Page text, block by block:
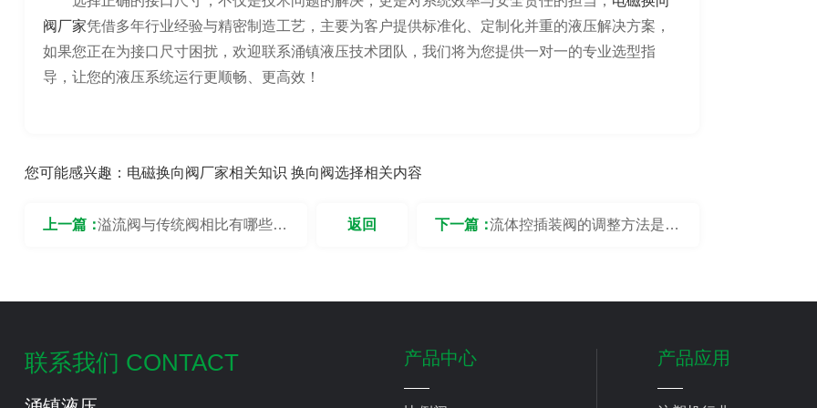
阀厂家凭借多年行业经验与精密制造工艺，主要为客户提供标准化、定制化并重的液压解决方案，
如果您正在为接口尺寸困扰，欢迎联系涌镇液压技术团队，我们将为您提供一对一的专业选型指
导，让您的液压系统运行更顺畅、更高效！
您可能感兴趣： 电磁换向阀厂家相关知识 换向阀选择相关内容
上一篇：溢流阀与传统阀相比有哪些优 下一篇：流体控插装阀的调整方法是什
返回
联系我们 CONTACT 产品中心 产品应用